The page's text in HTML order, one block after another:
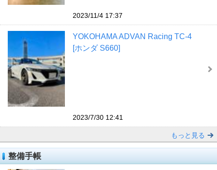
2023/11/4 17:37
YOKOHAMA ADVAN Racing TC-4
[ホンダ S660]
2023/7/30 12:41
もっと見る
整備手帳